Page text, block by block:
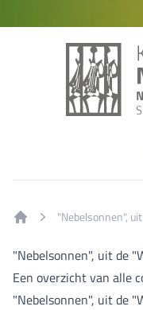
"Nebelsonnen",
"Nebelsonnen", uit de
Een overzicht van alle
"Nebelsonnen", uit de